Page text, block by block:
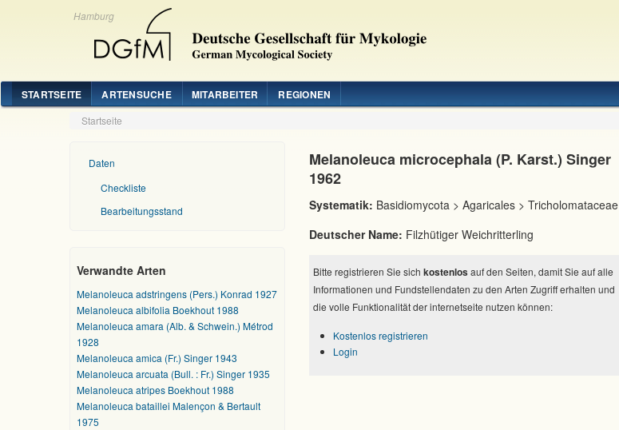
Hamburg
STARTSEITE ARTENSUCHE MITARBEITER REGIONEN
Startseite
Daten
Checkliste
Bearbeitungsstand
Verwandte Arten
Melanoleuca adstringens (Pers.) Konrad 1927
Melanoleuca albifolia Boekhout 1988
Melanoleuca amara (Alb. & Schwein.) Métrod
1928
Melanoleuca amica (Fr.) Singer 1943
Melanoleuca arcuata (Bull. : Fr.) Singer 1935
Melanoleuca atripes Boekhout 1988
Melanoleuca bataillei Malençon & Bertault
1975
Melanoleuca microcephala (P. Karst.) Singer
1962
Systematik: Basidiomycota > Agaricales > Tricholomataceae
Deutscher Name: Filzhütiger Weichritterling
Bitte registrieren Sie sich kostenlos auf den Seiten, damit Sie auf alle
Informationen und Fundstellendaten zu den Arten Zugriff erhalten und
die volle Funktionalität der internetseite nutzen können:
Kostenlos registrieren
Login